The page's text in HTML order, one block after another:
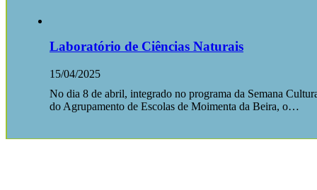
Laboratório de Ciências Naturais
15/04/2025
No dia 8 de abril, integrado no programa da Semana
do Agrupamento de Escolas de Moimenta da Beira, o…